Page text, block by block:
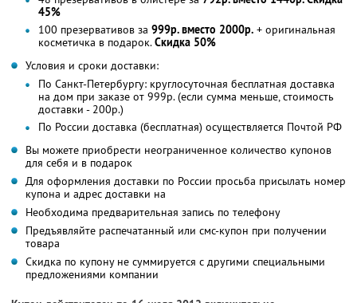
45%
100 презервативов за 999р. вместо 2000р. + оригинальная
косметичка в подарок.Скидка 50%
Условия и сроки доставки:
По Санкт-Петербургу: круглосуточная бесплатная доставка
на дом при заказе от 999р. (если сумма меньше, стоимость
доставки - 200р.)
По России доставка (бесплатная) осуществляется Почтой РФ
Вы можете приобрести неограниченное количество купонов
для себя и в подарок
Для оформления доставки по России просьба присылать номер
купона и адрес доставки на
Необходима предварительная запись по телефону
Предъявляйте распечатанный или смс-купон при получении
товара
Скидка по купону не суммируется с другими специальными
предложениями компании